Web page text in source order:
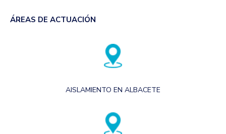
ÁREAS DE ACTUACIÓN
AISLAMIENTO EN ALBACETE